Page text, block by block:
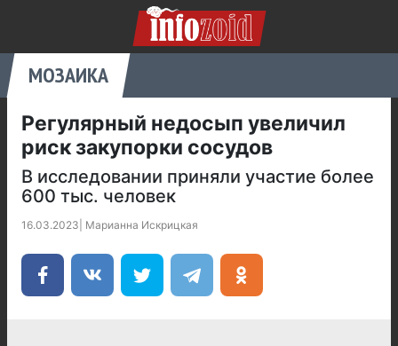
МОЗАИКА
Регулярный недосып увеличил
риск закупорки сосудов
В исследовании приняли участие более
600 тыс. человек
16.03.2023 Марианна Искрицкая